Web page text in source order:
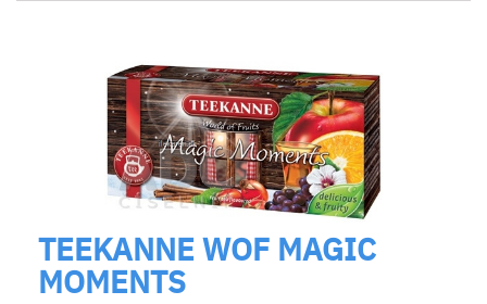
TEEKANNE WOF MAGIC
MOMENTS